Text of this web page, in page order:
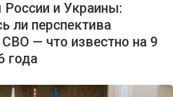
и Украины:
ли перспектива
— что известно на 9
года